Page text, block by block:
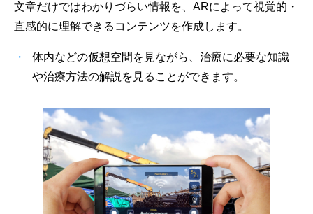
⽂章だけではわかりづらい情報を、ARによって視覚的・
直感的に理解できるコンテンツを作成します。
体内などの仮想空間を見ながら、治療に必要な知識
や治療方法の解説を見ることができます。